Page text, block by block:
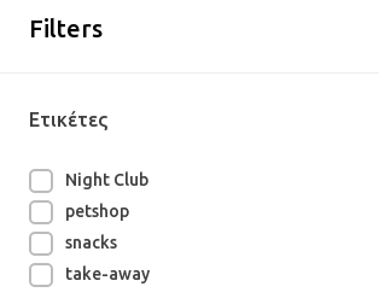
Filters
Ετικέτες
Night Club
petshop
snacks
take-away